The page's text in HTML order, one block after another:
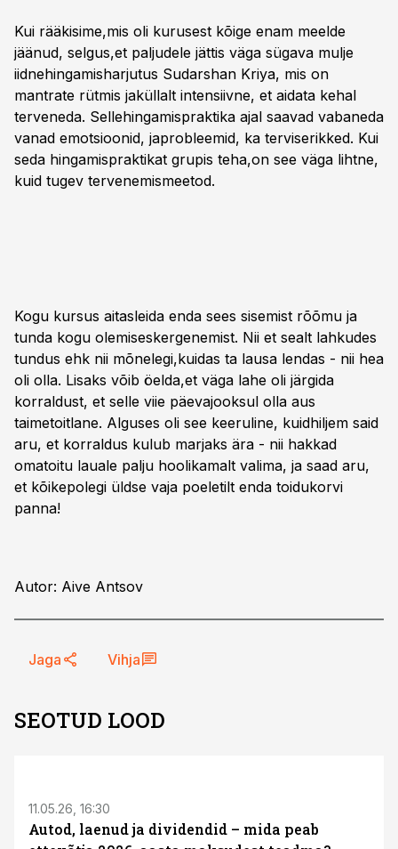
Kui rääkisime,mis oli kurusest kõige enam meelde
jäänud, selgus,et paljudele jättis väga sügava mulje
iidnehingamisharjutus Sudarshan Kriya, mis on
mantrate rütmis jaküllalt intensiivne, et aidata kehal
terveneda. Sellehingamispraktika ajal saavad vabaneda
vanad emotsioonid, japrobleemid, ka terviserikked. Kui
seda hingamispraktikat grupis teha,on see väga lihtne,
kuid tugev tervenemismeetod.
Kogu kursus aitasleida enda sees sisemist rõõmu ja
tunda kogu olemiseskergenemist. Nii et sealt lahkudes
tundus ehk nii mõnelegi,kuidas ta lausa lendas - nii hea
oli olla. Lisaks võib öelda,et väga lahe oli järgida
korraldust, et selle viie päevajooksul olla aus
taimetoitlane. Alguses oli see keeruline, kuidhiljem said
aru, et korraldus kulub marjaks ära - nii hakkad
omatoitu lauale palju hoolikamalt valima, ja saad aru,
et kõikepolegi üldse vaja poeletilt enda toidukorvi
panna!
Autor: Aive Antsov
Jaga Vihja
SEOTUD LOOD
11.05.26, 16:30
Autod, laenud ja dividendid – mida peab